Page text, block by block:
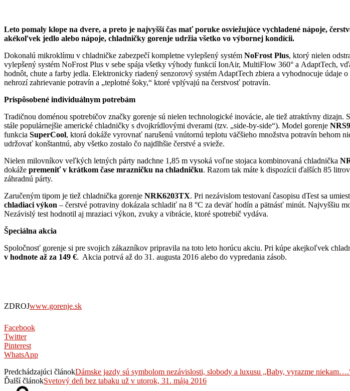
Leto pomaly klope na dvere, a preto je najvyšší čas mať poruke osviežujúce vychladené nápoje,
akékoľvek jedlo alebo nápoje, chladničky gorenje udržia všetko vo výbornej kondícii.
Dokonalú mikroklímu v chladničke zabezpečí kompletne vylepšený systém NoFrost Plus, ktorý nielen
vylepšený systém NoFrost Plus v sebe spája všetky výhody funkcií IonAir, MultiFlow 360° a AdaptTech,
hodnôt, chute a farby jedla. Elektronicky riadený senzorový systém AdaptTech zbiera a vyhodnocuje
nehrozí zahrievanie potravín a „teplotné šoky,“ ktoré vplývajú na čerstvosť potravín.
Prispôsobené individuálnym potrebám
Tradičnou doménou spotrebičov značky gorenje sú nielen technologické inovácie, ale tiež atraktívny
stále populárnejšie americké chladničky s dvojkrídlovými dverami (tzv. „side-by-side“). Model gorenje
funkcia SuperCool, ktorá dokáže vyrovnať narušenú vnútornú teplotu väčšieho množstva potravín
udržovať konštantnú, aby všetko zostalo čo najdlhšie čerstvé a svieže.
Nielen milovníkov veľkých letných párty nadchne 1,85 m vysoká voľne stojaca kombinovaná chladnička
dokáže premeniť v krátkom čase mrazničku na chladničku. Razom tak máte k dispozícii ďalších 85
záhradnú párty.
Zaručeným tipom je tiež chladnička gorenje NRK6203TX. Pri nezávislom testovaní časopisu dTest sa
chladiaci výkon – čerstvé potraviny dokázala schladiť na 8 °C za deväť hodín a pätnásť minút. Najvyššiu
Nezávislý test hodnotil aj mraziaci výkon, zvuky a vibrácie, ktoré spotrebič vydáva.
Špeciálna akcia
Spoločnosť gorenje si pre svojich zákazníkov pripravila na toto leto horúcu akciu. Pri kúpe akejkoľvek
v hodnote až za 149 €. Akcia potrvá až do 31. augusta 2016 alebo do vypredania zásob.
ZDROJwww.gorenje.sk
Facebook
Twitter
Pinterest
WhatsApp
Predchádzajúci článokDámske jazdy sú symbolom nezávislosti, slobody a luxusu „Baby, vyrazme
Ďalší článokSvetový deň bez tabaku už v utorok, 31. mája 2016